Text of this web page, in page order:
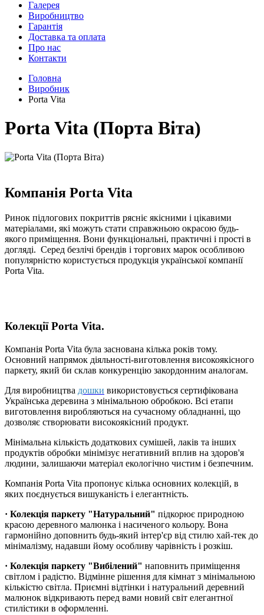
Галерея
Виробництво
Гарантія
Доставка та оплата
Про нас
Контакти
Головна
Виробник
Porta Vita
Porta Vita (Порта Віта)
Компанія Porta Vita
Ринок підлогових покриттів рясніє якісними і цікавими
матеріалами, які можуть стати справжньою окрасою будь-
якого приміщення. Вони функціональні, практичні і прості в
догляді. Серед безлічі брендів і торгових марок особливою
популярністю користується продукція української компанії
Porta Vita.
Колекції Porta Vita.
Компанія Porta Vita була заснована кілька років тому.
Основний напрямок діяльності-виготовлення високоякісного
паркету, який би склав конкуренцію закордонним аналогам.
Для виробництва дошки використовується сертифікована
Українська деревина з мінімальною обробкою. Всі етапи
виготовлення виробляються на сучасному обладнанні, що
дозволяє створювати високоякісний продукт.
Мінімальна кількість додаткових сумішей, лаків та інших
продуктів обробки мінімізує негативний вплив на здоров'я
людини, залишаючи матеріал екологічно чистим і безпечним.
Компанія Porta Vita пропонує кілька основних колекцій, в
яких поєднується вишуканість і елегантність.
· Колекція паркету "Натуральний" підкорює природною
красою деревного малюнка і насиченого кольору. Вона
гармонійно доповнить будь-який інтер'єр від стилю хай-тек до
мінімалізму, надавши йому особливу чарівність і розкіш.
· Колекція паркету "Вибілений" наповнить приміщення
світлом і радістю. Відмінне рішення для кімнат з мінімальною
кількістю світла. Приємні відтінки і натуральний деревний
малюнок відкривають перед вами новий світ елегантної
стилістики в оформленні.